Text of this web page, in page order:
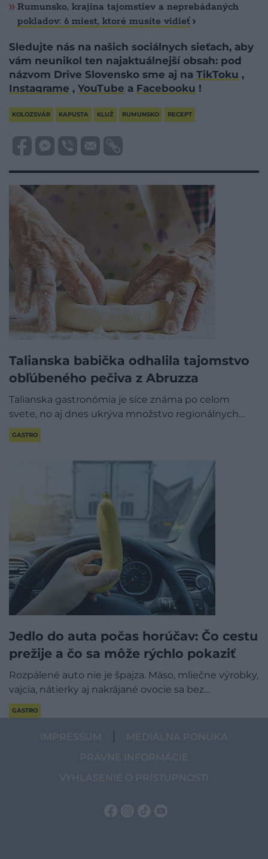
Rumunsko, krajina tajomstiev a neprebádaných
pokladov: 6 miest, ktoré musíte vidieť
Sledujte nás na našich sociálnych sieťach, aby
vám neunikol ten najaktuálnejší obsah: pod
názvom Drive Slovensko sme aj na TikToku ,
Instagrame , YouTube a Facebooku !
KOLOZSVÁR KAPUSTA KLUŽ RUMUNSKO RECEPT
Talianska babička odhalila tajomstvo
obľúbeného pečiva z Abruzza
Talianska gastronómia je síce známa po celom
svete, no aj dnes ukrýva množstvo regionálnych…
GASTRO
Jedlo do auta počas horúčav: Čo cestu
prežije a čo sa môže rýchlo pokaziť
Rozpálené auto nie je špajza. Mäso, mliečne výrobky,
vajcia, nátierky aj nakrájané ovocie sa bez…
GASTRO